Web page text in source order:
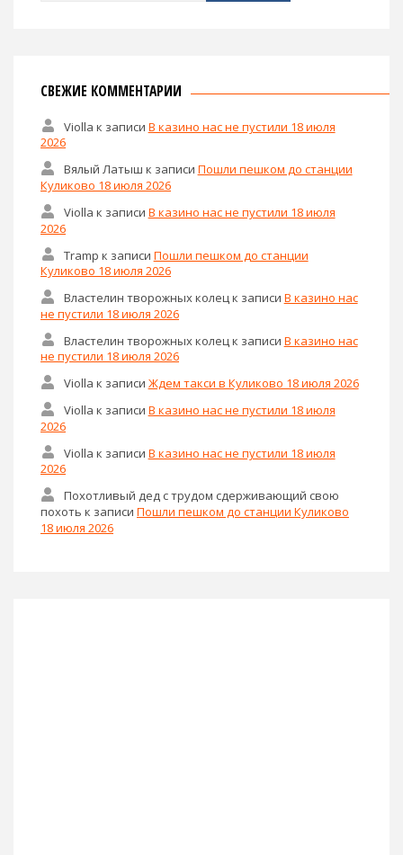
СВЕЖИЕ КОММЕНТАРИИ
Violla к записи В казино нас не пустили 18 июля
2026
Вялый Латыш к записи Пошли пешком до станции
Куликово 18 июля 2026
Violla к записи В казино нас не пустили 18 июля
2026
Tramp к записи Пошли пешком до станции
Куликово 18 июля 2026
Властелин творожных колецк записи В казино нас
не пустили 18 июля 2026
Властелин творожных колец к записи В казино нас
не пустили 18 июля 2026
Violla к записи Ждем такси в Куликово 18 июля 2026
Violla к записи В казино нас не пустили 18 июля
2026
Violla к записи В казино нас не пустили 18 июля
2026
Похотливый дед с трудом сдерживающий свою
похоть к записи Пошли пешком до станции Куликово
18 июля 2026